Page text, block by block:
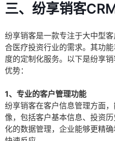
三、纷享销客
纷享销客是一款专注于大中型
合医疗投资行业的需求。其功
度的定制化服务。以下是纷享
优势：
1、专业的客户管理功能
纷享销客在客户信息管理方面
像，包括客户基本信息、投资
化的数据管理，企业能够更精